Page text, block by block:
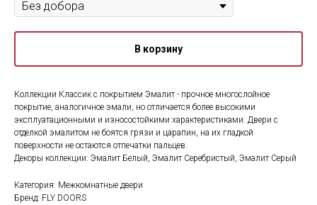
В корзину
Коллекции Классик с покрытием Эмалит - прочное многослойное
покрытие, аналогичное эмали, но отличается более высокими
эксплуатационными и износостойкими характеристиками. Двери с
отделкой эмалитом не боятся грязи и царапин, на их гладкой
поверхности не остаются отпечатки пальцев.
Декоры коллекции: Эмалит Белый, Эмалит Серебристый, Эмалит Серый
Категория: Межкомнатные двери
Бренд: FLY DOORS